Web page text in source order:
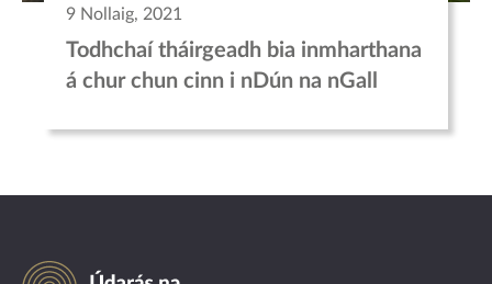
9 Nollaig, 2021
Todhchaí tháirgeadh bia inmharthana
á chur chun cinn i nDún na nGall
Údarás